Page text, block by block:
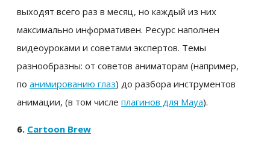
выходят всего раз в месяц, но каждый из них
максимально информативен. Ресурс наполнен
видеоуроками и советами экспертов. Темы
разнообразны: от советов аниматорам (например,
по анимированию глаз) до разбора инструментов
анимации, (в том числе плагинов для Maya).
6. Cartoon Brew